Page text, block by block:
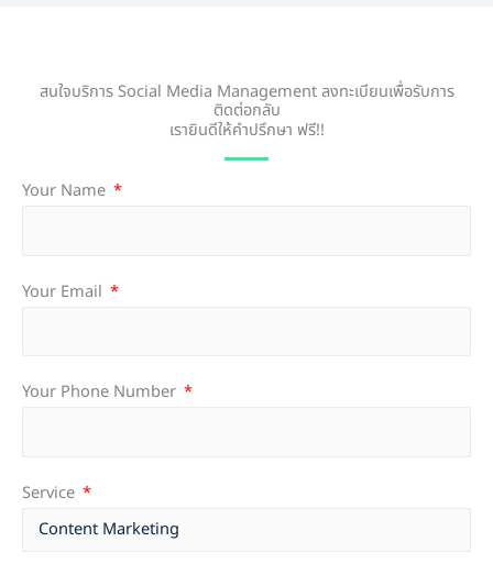
สนใจบริการ Social Media Management ลงทะเบียนเพื่อรับการ
ติดต่อกลับ
เรายินดีให้คำปรึกษา ฟรี!!
Your Name
Your Email
Your Phone Number
Service